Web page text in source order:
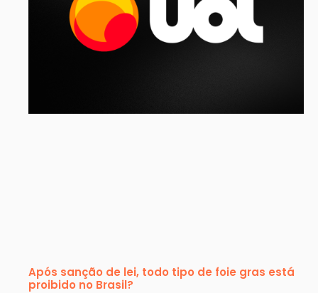
Após sanção de lei, todo tipo de foie gras está
proibido no Brasil?